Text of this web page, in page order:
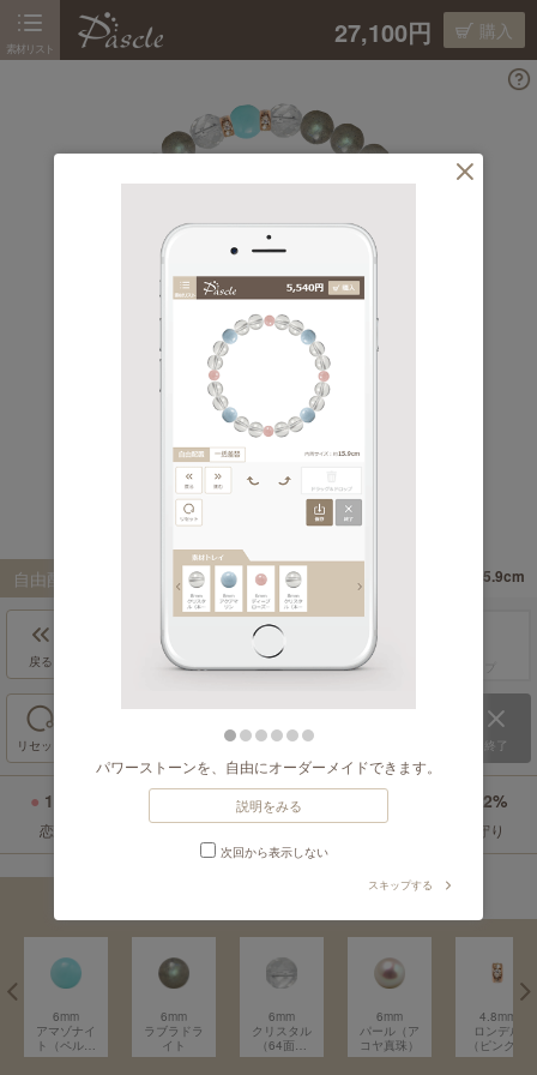
27,100円 購入
自由配置 15.9cm
リセット
戻る
終了
素材リスト
12%
恋愛 癒し
32%
仕事運 目標達成 金運
12%
お守り
6mm
アマゾナイ
ト（ペルー
産）
6mm
ラブラドラ
イト
6mm
クリスタル
（64面カ
ット）
6mm
パール（ア
コヤ真珠）
4.8mm
ロンデル
（ピンクゴ
ールド・平
⟨
パワーストーンを、自由にオーダーメイドできます。
説明をみる
次回から表示しない
スキップする